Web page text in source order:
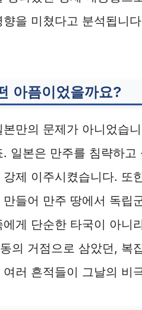
을 미쳤다고 분석됩니
아픔이었을까요?
만의 문제가 아니었습
일본은 만주를 침략하
제 이주시켰습니다. 또
들어 만주 땅에서 독립
게 단순한 타국이 아니
의 거점으로 삼았던, 복
러 흔적들이 그날의 비